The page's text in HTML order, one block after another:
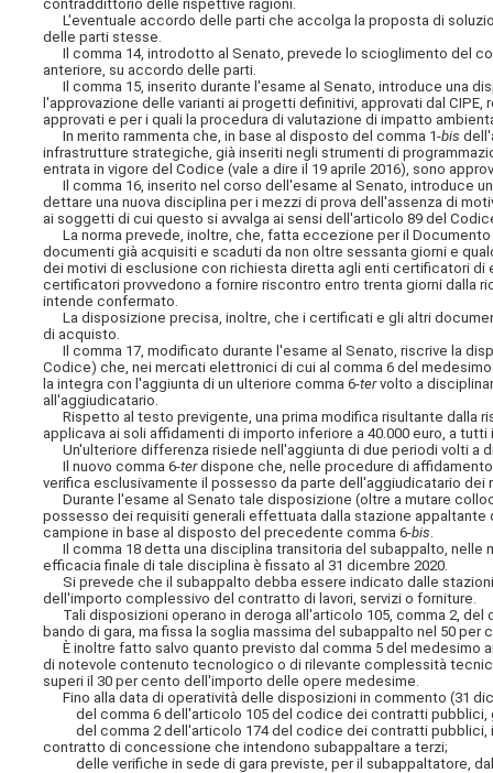
contraddittorio delle rispettive ragioni.
L'eventuale accordo delle parti che accolga la proposta di
delle parti stesse.
Il comma 14, introdotto al Senato, prevede lo scioglimento del
anteriore, su accordo delle parti.
Il comma 15, inserito durante l'esame al Senato, introduce una
l'approvazione delle varianti ai progetti definitivi, approvati dal
approvati e per i quali la procedura di valutazione di impatto
In merito rammenta che, in base al disposto del comma 1-bis
infrastrutture strategiche, già inseriti negli strumenti di
entrata in vigore del Codice (vale a dire il 19 aprile 2016), sono
Il comma 16, inserito nel corso dell'esame al Senato, introduce
dettare una nuova disciplina per i mezzi di prova dell'assenza di
ai soggetti di cui questo si avvalga ai sensi dell'articolo 89 del
La norma prevede, inoltre, che, fatta eccezione per il
documenti già acquisiti e scaduti da non oltre sessanta giorni e
dei motivi di esclusione con richiesta diretta agli enti certificatori
certificatori provvedono a fornire riscontro entro trenta giorni dalla
intende confermato.
La disposizione precisa, inoltre, che i certificati e gli altri
di acquisto.
Il comma 17, modificato durante l'esame al Senato, riscrive la
Codice) che, nei mercati elettronici di cui al comma 6 del
la integra con l'aggiunta di un ulteriore comma 6-tervolto a
all'aggiudicatario.
Rispetto al testo previgente, una prima modifica risultante dalla
applicava ai soli affidamenti di importo inferiore a 40.000 euro, a
Un'ulteriore differenza risiede nell'aggiunta di due periodi volti a
Il nuovo comma 6-terdispone che, nelle procedure di
verifica esclusivamente il possesso da parte dell'aggiudicatario
Durante l'esame al Senato tale disposizione (oltre a mutare
possesso dei requisiti generali effettuata dalla stazione
campione in base al disposto del precedente comma 6-bis
Il comma 18 detta una disciplina transitoria del subappalto, nelle
efficacia finale di tale disciplina è fissato al 31 dicembre 2020.
Si prevede che il subappalto debba essere indicato dalle
dell'importo complessivo del contratto di lavori, servizi o forniture.
Tali disposizioni operano in deroga all'articolo 105, comma 2,
bando di gara, ma fissa la soglia massima del subappalto nel 50
È inoltre fatto salvo quanto previsto dal comma 5 del medesimo
di notevole contenuto tecnologico o di rilevante complessità
superi il 30 per cento dell'importo delle opere medesime.
Fino alla data di operatività delle disposizioni in commento (31
del comma 6 dell'articolo 105 del codice dei contratti pubblici,
del comma 2 dell'articolo 174 del codice dei contratti pubblici,
contratto di concessione che intendono subappaltare a terzi;
delle verifiche in sede di gara previste, per il subappaltatore,